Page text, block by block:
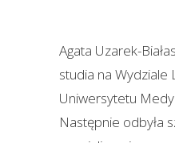
Agata Uzarek-
studia na Wydziale
Uniwersytetu
Następnie odbyła